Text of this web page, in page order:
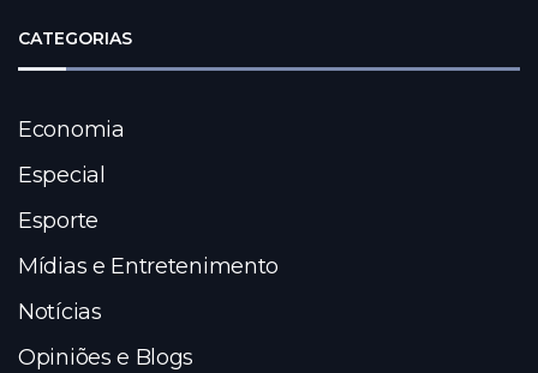
CATEGORIAS
Economia
Especial
Esporte
Mídias e Entretenimento
Notícias
Opiniões e Blogs